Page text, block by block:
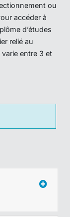
ou
accéder à
d’études
relié au
varie entre 3 et